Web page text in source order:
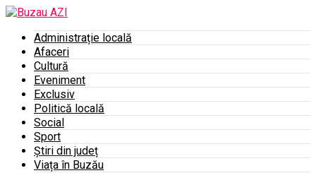
Administrație locală
Afaceri
Cultură
Eveniment
Exclusiv
Politică locală
Social
Sport
Știri din județ
Viața în Buzău